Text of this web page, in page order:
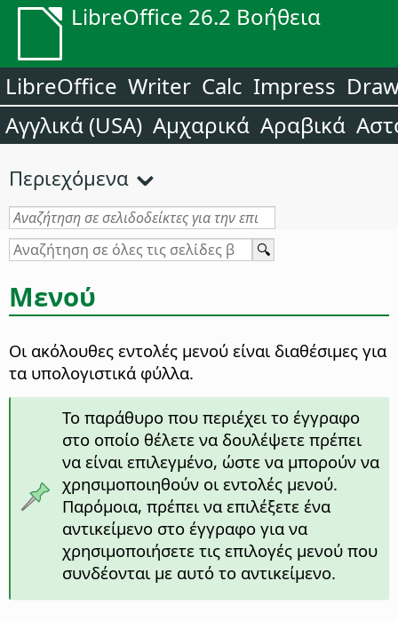
LibreOffice 26.2 Βοήθεια
LibreOffice Writer Calc Impress
Αγγλικά (USA) Αμχαρικά Αραβικά
Περιεχόμενα
Μενού
Οι ακόλουθες εντολές μενού είναι διαθέσιμες για
τα υπολογιστικά φύλλα.
Το παράθυρο που περιέχει το έγγραφο
στο οποίο θέλετε να δουλέψετε πρέπει
να είναι επιλεγμένο, ώστε να μπορούν να
χρησιμοποιηθούν οι εντολές μενού.
Παρόμοια, πρέπει να επιλέξετε ένα
αντικείμενο στο έγγραφο για να
χρησιμοποιήσετε τις επιλογές μενού που
συνδέονται με αυτό το αντικείμενο.